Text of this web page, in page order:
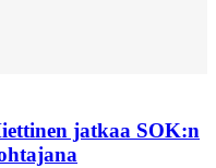
jatkaa SOK:n